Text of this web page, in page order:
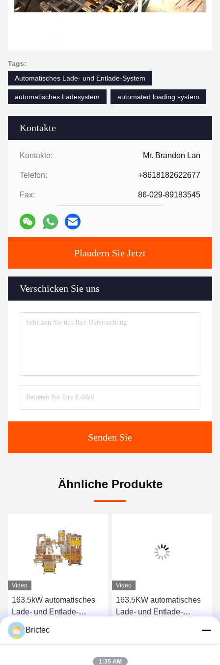
Kontakte
Kontakte: Mr. Brandon Lan
Telefon: +8618182622677
Fax: 86-029-89183545
Plaudern Sie Jetzt
Verschicken Sie uns
Senden Sie
Tags:
Automatisches Lade- und Entlade-System
automatisches Ladesystem automated loading system
Ähnliche Produkte
Video
163.5kW automatisches
Lade- und Entlade-
System feste Paletten auf
Trockenwagen
Plaudern Sie Jetzt
Video
163.5KW automatisches
Lade- und Entlade-
Plaudern Sie Jetzt
Brictec
1:35 AM